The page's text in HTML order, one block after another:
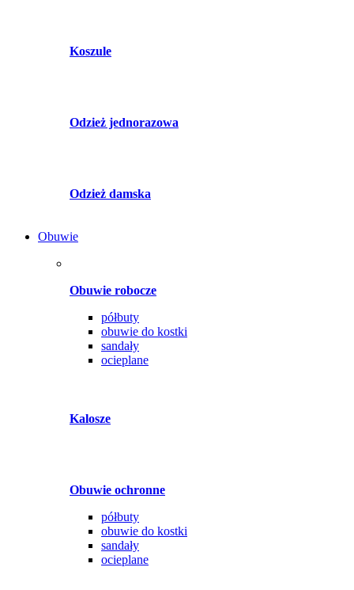
Koszule
Odzież jednorazowa
Odzież damska
Obuwie
Obuwie robocze
półbuty
obuwie do kostki
sandały
ocieplane
Kalosze
Obuwie ochronne
półbuty
obuwie do kostki
sandały
ocieplane